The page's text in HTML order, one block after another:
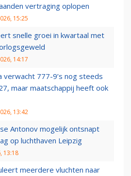
vertraging oplopen
15:25
snelle groei in kwartaal met
14:17
verwacht 777-9’s nog steeds
maar maatschappij heeft ook
13:42
Antonov mogelijk ontsnapt
op luchthaven Leipzig
13:18
meerdere vluchten naar